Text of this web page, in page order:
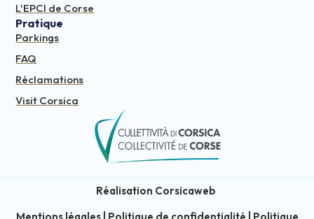
L'EPCI de Corse
Pratique
Parkings
FAQ
Réclamations
Visit Corsica
Réalisation Corsicaweb